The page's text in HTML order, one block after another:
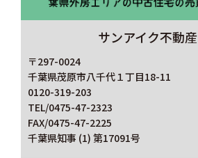
サンアイク不動産
〒297-0024
千葉県茂原市八千代１丁目18-11
0120-319-203
TEL/0475-47-2323
FAX/0475-47-2225
千葉県知事 (1) 第17091号